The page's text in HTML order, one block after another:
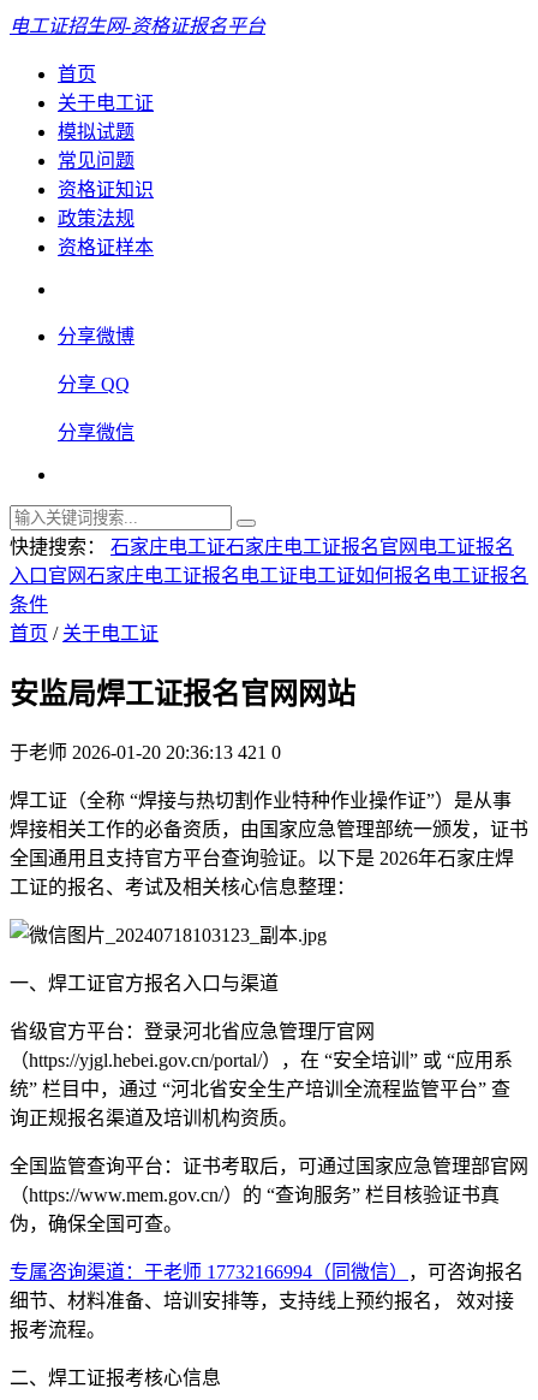
电工证招生网-资格证报名平台
首页
关于电工证
模拟试题
常见问题
资格证知识
政策法规
资格证样本
分享微博
分享 QQ
分享微信
快捷搜索： 石家庄电工证石家庄电工证报名官网 电工证报名
入口官网石家庄电工证报名 电工证电工证如何报名 电工证报名
条件
首页 / 关于电工证
安监局焊工证报名官网网站
于老师 2026-01-20 20:36:13 421 0
焊工证（全称 “焊接与热切割作业特种作业操作证”）是从事
焊接相关工作的必备资质，由国家应急管理部统一颁发，证书
全国通用且支持官方平台查询验证。以下是 2026年石家庄焊
工证的报名、考试及相关核心信息整理：
一、焊工证官方报名入口与渠道
省级官方平台：登录河北省应急管理厅官网
（https://yjgl.hebei.gov.cn/portal/），在 “安全培训” 或 “应用系
统” 栏目中，通过 “河北省安全生产培训全流程监管平台” 查
询正规报名渠道及培训机构资质。
全国监管查询平台：证书考取后，可通过国家应急管理部官网
（https://www.mem.gov.cn/）的 “查询服务” 栏目核验证书真
伪，确保全国可查。
专属咨询渠道：于老师 17732166994（同微信）
，可咨询报名
细节、材料准备、培训安排等，支持线上预约报名， 效对接
报考流程。
二、焊工证报考核心信息